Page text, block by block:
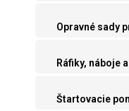
Opravné sady
Ráfiky, náboje
Štartovacie